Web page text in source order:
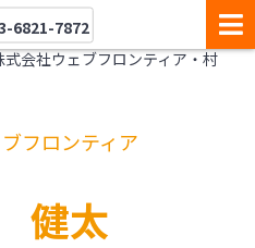
6821-7872
式会社ウェブフロンティア・村
フロンティア
健太